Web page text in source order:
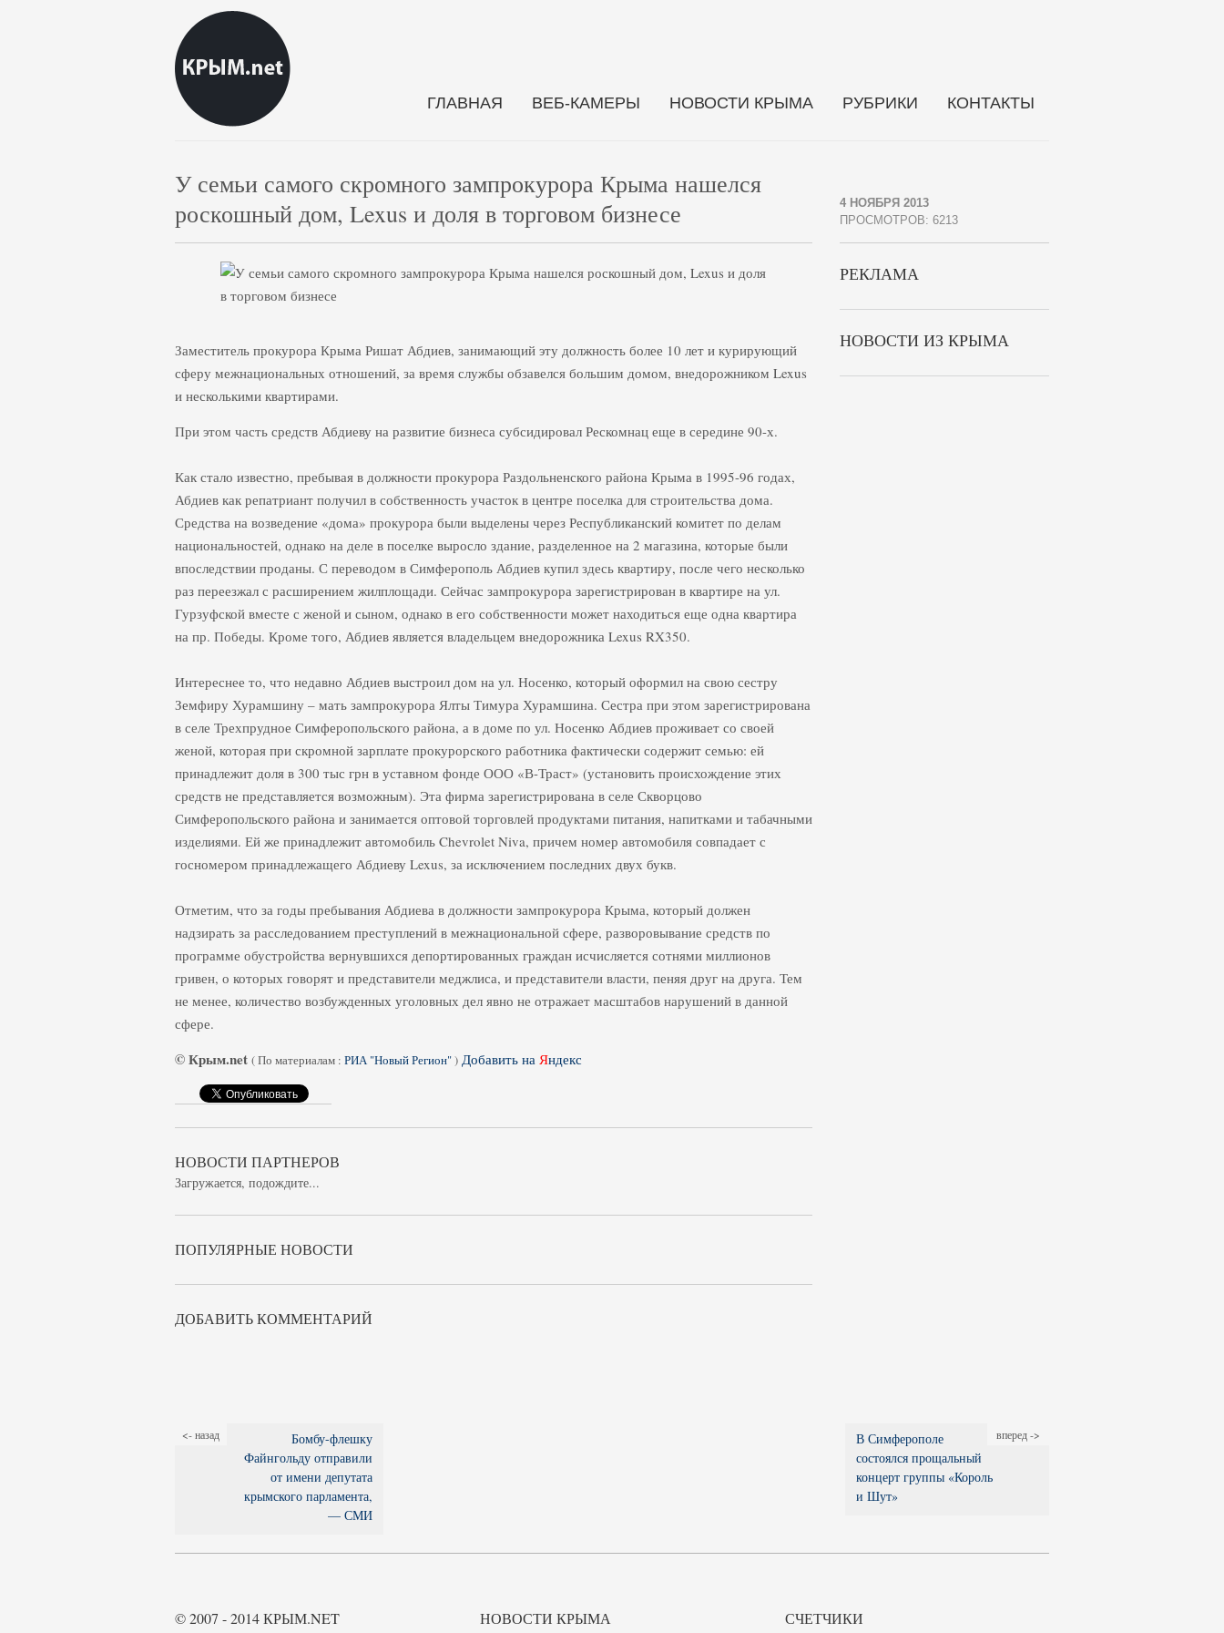
ГЛАВНАЯ ВЕБ-КАМЕРЫ НОВОСТИ КРЫМА РУБРИКИ КОНТАКТЫ
У семьи самого скромного зампрокурора Крыма нашелся
роскошный дом, Lexus и доля в торговом бизнесе
4 НОЯБРЯ 2013
ПРОСМОТРОВ: 6213
Заместитель прокурора Крыма Ришат Абдиев, занимающий эту должность более 10 лет и курирующий
сферу межнациональных отношений, за время службы обзавелся большим домом, внедорожником Lexus
и несколькими квартирами.
При этом часть средств Абдиеву на развитие бизнеса субсидировал Рескомнац еще в середине 90-х.
Как стало известно, пребывая в должности прокурора Раздольненского района Крыма в 1995-96 годах,
Абдиев как репатриант получил в собственность участок в центре поселка для строительства дома.
Средства на возведение «дома» прокурора были выделены через Республиканский комитет по делам
национальностей, однако на деле в поселке выросло здание, разделенное на 2 магазина, которые были
впоследствии проданы. С переводом в Симферополь Абдиев купил здесь квартиру, после чего несколько
раз переезжал с расширением жилплощади. Сейчас зампрокурора зарегистрирован в квартире на ул.
Гурзуфской вместе с женой и сыном, однако в его собственности может находиться еще одна квартира
на пр. Победы. Кроме того, Абдиев является владельцем внедорожника Lexus RX350.
Интереснее то, что недавно Абдиев выстроил дом на ул. Носенко, который оформил на свою сестру
Земфиру Хурамшину – мать зампрокурора Ялты Тимура Хурамшина. Сестра при этом зарегистрирована
в селе Трехпрудное Симферопольского района, а в доме по ул. Носенко Абдиев проживает со своей
женой, которая при скромной зарплате прокурорского работника фактически содержит семью: ей
принадлежит доля в 300 тыс грн в уставном фонде ООО «В-Траст» (установить происхождение этих
средств не представляется возможным). Эта фирма зарегистрирована в селе Скворцово
Симферопольского района и занимается оптовой торговлей продуктами питания, напитками и табачными
изделиями. Ей же принадлежит автомобиль Chevrolet Niva, причем номер автомобиля совпадает с
госномером принадлежащего Абдиеву Lexus, за исключением последних двух букв.
Отметим, что за годы пребывания Абдиева в должности зампрокурора Крыма, который должен
надзирать за расследованием преступлений в межнациональной сфере, разворовывание средств по
программе обустройства вернувшихся депортированных граждан исчисляется сотнями миллионов
гривен, о которых говорят и представители меджлиса, и представители власти, пеняя друг на друга. Тем
не менее, количество возбужденных уголовных дел явно не отражает масштабов нарушений в данной
сфере.
© Крым.net (По материалам : РИА "Новый Регион") Добавить на Яндекс
НОВОСТИ ПАРТНЕРОВ
Загружается, подождите...
ПОПУЛЯРНЫЕ НОВОСТИ
ДОБАВИТЬ КОММЕНТАРИЙ
РЕКЛАМА
НОВОСТИ ИЗ КРЫМА
<- назад
Бомбу-флешку
Файнгольду отправили
от имени депутата
крымского парламента,
— СМИ
вперед ->
В Симферополе
состоялся прощальный
концерт группы «Король
и Шут»
© 2007 - 2014 КРЫМ.NET НОВОСТИ КРЫМА СЧЕТЧИКИ